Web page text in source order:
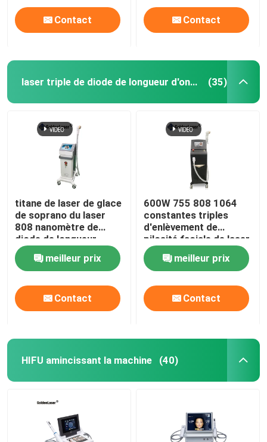
Contact Contact
laser triple de diode de longueur d'onde (35)
titane de laser de glace
de soprano du laser
808 nanomètre de
diode de longueur
d'onde de triple de
755nm 1600W
meilleur prix
Contact
600W 755 808 1064
constantes triples
d'enlèvement de
pilosité faciale de laser
Epilation de longueur
d'onde de diode
meilleur prix
Contact
HIFU amincissant la machine (40)